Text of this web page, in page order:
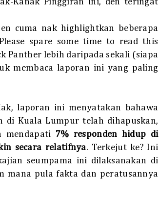
Kanak Pinggiran ini, den teringat
cuma nak highlightkan beberapa
spare some time to read this
Panther lebih daripada sekali (siapa
membaca laporan ini yang paling
laporan ini menyatakan bahawa
di Kuala Lumpur telah dihapuskan,
mendapati 7% responden hidup di
secara relatifnya. Terkejut ke? Ini
seumpama ini dilaksanakan di
mana pula fakta dan peratusannya